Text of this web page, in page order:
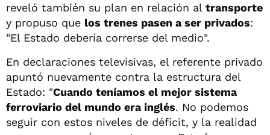
reveló también su plan en relación al transporte
y propuso que los trenes pasen a ser privados:
"El Estado debería correrse del medio".
En declaraciones televisivas, el referente privado
apuntó nuevamente contra la estructura del
Estado: "Cuando teníamos el mejor sistema
ferroviario del mundo era inglés. No podemos
seguir con estos niveles de déficit, y la realidad